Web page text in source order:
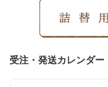
受注・発送カレンダー